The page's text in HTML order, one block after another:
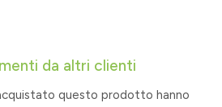
da altri clienti
questo prodotto hanno